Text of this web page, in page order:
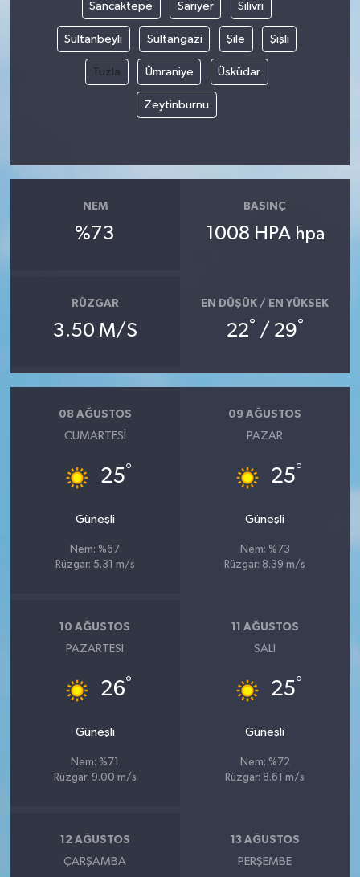
Sancaktepe Sarıyer Silivri
Sultanbeyli Sultangazi Şile Şişli
Tuzla Ümraniye Üsküdar
Zeytinburnu
NEM
%73
BASINÇ
1008 HPA hpa
RÜZGAR
3.50 M/S
EN DÜŞÜK / EN YÜKSEK
22° / 29°
08 AĞUSTOS
CUMARTESI
25°
Güneşli
Nem: %67
Rüzgar: 5.31 m/s
09 AĞUSTOS
PAZAR
25°
Güneşli
Nem: %73
Rüzgar: 8.39 m/s
10 AĞUSTOS
PAZARTESI
26°
Güneşli
Nem: %71
Rüzgar: 9.00 m/s
11 AĞUSTOS
SALI
25°
Güneşli
Nem: %72
Rüzgar: 8.61 m/s
12 AĞUSTOS
ÇARŞAMBA
13 AĞUSTOS
PERŞEMBE